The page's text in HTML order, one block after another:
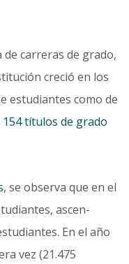
carreras de grado,
creció en los
estudiantes como de
154 títulos de grado
, se observa que en el
ascen­
En el año
vez (21.475